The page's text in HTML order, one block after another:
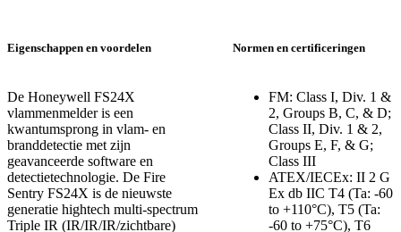
Eigenschappen en voordelen
De Honeywell FS24X
vlammenmelder is een
kwantumsprong in vlam- en
branddetectie met zijn
geavanceerde software en
detectietechnologie. De Fire
Sentry FS24X is de nieuwste
generatie hightech multi-spectrum
Triple IR (IR/IR/IR/zichtbare)
Normen en certificeringen
FM: Class I, Div. 1 &
2, Groups B, C, & D;
Class II, Div. 1 & 2,
Groups E, F, & G;
Class III
ATEX/IECEx: II 2 G
Ex db IIC T4 (Ta: -60
to +110°C), T5 (Ta:
-60 to +75°C), T6